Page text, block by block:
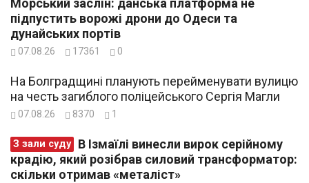
Морський заслін: данська платформа не
підпустить ворожі дрони до Одеси та
дунайських портів
07.08.26 17361 0
На Болградщині планують перейменувати вулицю
на честь загиблого поліцейського Сергія Магли
07.08.26 8370 1
З зали суду
крадію, який розібрав силовий трансформатор:
скільки отримав «металіст»